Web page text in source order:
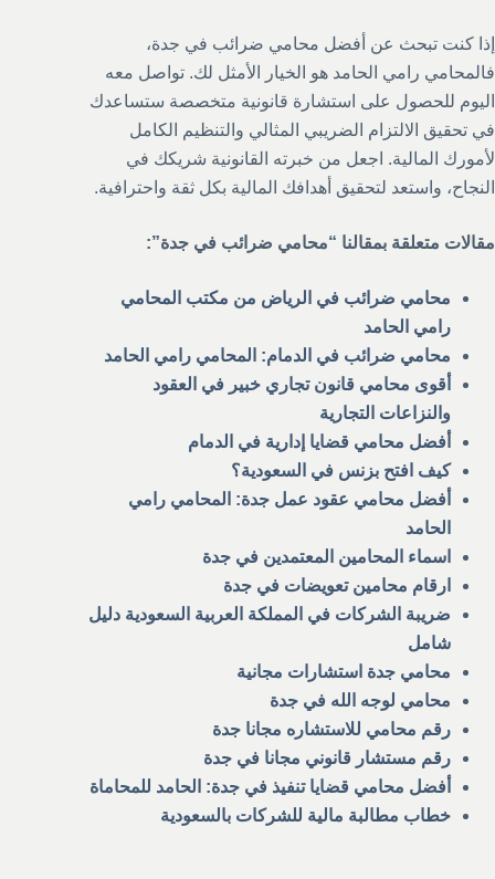
إذا كنت تبحث عن أفضل محامي ضرائب في جدة،
فالمحامي رامي الحامد هو الخيار الأمثل لك. تواصل معه
اليوم للحصول على استشارة قانونية متخصصة ستساعدك
في تحقيق الالتزام الضريبي المثالي والتنظيم الكامل
لأمورك المالية. اجعل من خبرته القانونية شريكك في
النجاح، واستعد لتحقيق أهدافك المالية بكل ثقة واحترافية.
مقالات متعلقة بمقالنا “محامي ضرائب في جدة”:
محامي ضرائب في الرياض من مكتب المحامي
رامي الحامد
محامي ضرائب في الدمام: المحامي رامي الحامد
أقوى محامي قانون تجاري خبير في العقود
والنزاعات التجارية
أفضل محامي قضايا إدارية في الدمام
كيف افتح بزنس في السعودية؟
أفضل محامي عقود عمل جدة: المحامي رامي
الحامد
اسماء المحامين المعتمدين في جدة
ارقام محامين تعويضات في جدة
ضريبة الشركات في المملكة العربية السعودية دليل
شامل
محامي جدة استشارات مجانية
محامي لوجه الله في جدة
رقم محامي للاستشاره مجانا جدة
رقم مستشار قانوني مجانا في جدة
أفضل محامي قضايا تنفيذ في جدة: الحامد للمحاماة
خطاب مطالبة مالية للشركات بالسعودية